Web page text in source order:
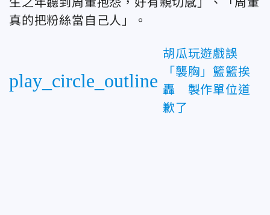
真的把粉絲當自己人」。
play_circle_outline
胡瓜玩遊戲誤
「襲胸」籃籃挨
轟 製作單位道
歉了